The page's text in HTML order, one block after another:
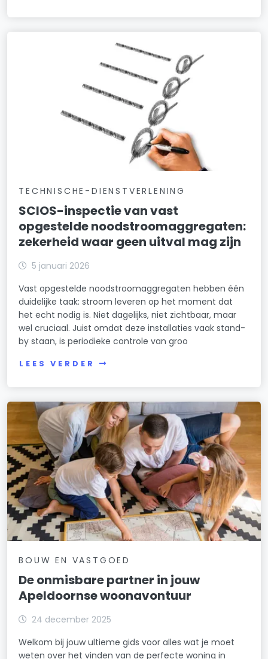
TECHNISCHE-DIENSTVERLENING
SCIOS-inspectie van vast
opgestelde noodstroomaggregaten:
zekerheid waar geen uitval mag zijn
5 januari 2026
Vast opgestelde noodstroomaggregaten hebben één
duidelijke taak: stroom leveren op het moment dat
het echt nodig is. Niet dagelijks, niet zichtbaar, maar
wel cruciaal. Juist omdat deze installaties vaak stand-
by staan, is periodieke controle van groo
LEES VERDER
BOUW EN VASTGOED
De onmisbare partner in jouw
Apeldoornse woonavontuur
24 december 2025
Welkom bij jouw ultieme gids voor alles wat je moet
weten over het vinden van de perfecte woning in